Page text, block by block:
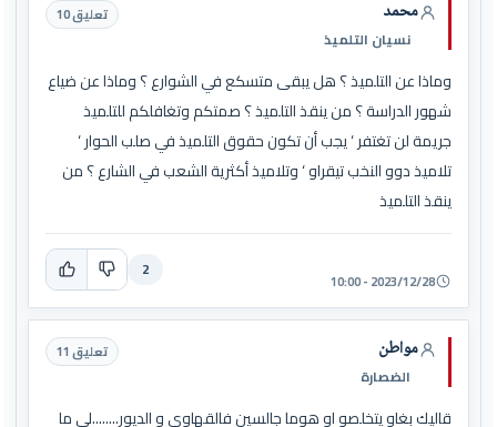
محمد
نسيان التلميذ
تعليق 10
وماذا عن التلميذ ؟ هل يبقى متسكع في الشوارع ؟ وماذا عن ضياع
شهور الدراسة ؟ من ينقذ التلميذ ؟ صمتكم وتغافلكم للتلميذ
جريمة لن تغتفر ‘ يجب أن تكون حقوق التلميذ في صلب الحوار ‘
تلاميذ دوو النخب تيقراو ‘ وتلاميذ أكثرية الشعب في الشارع ؟ من
ينقذ التلميذ
2023/12/28 - 10:00
2
مواطن
الضصارة
تعليق 11
قاليك بغاو يتخلصو او هوما جالسين فالقهاوي و الديور........لي ما